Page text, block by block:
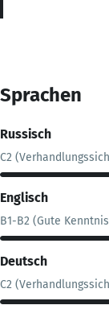
Sprachen
Russisch
C2
Englisch
B1-B2 (Gute
Deutsch
C2